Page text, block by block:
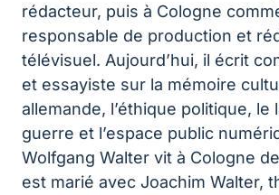
rédacteur, puis à Cologne
responsable de production et
télévisuel. Aujourd’hui, il écrit
et essayiste sur la mémoire
allemande, l’éthique politique, le
guerre et l’espace public
Wolfgang Walter vit à Cologne
est marié avec Joachim Walter,